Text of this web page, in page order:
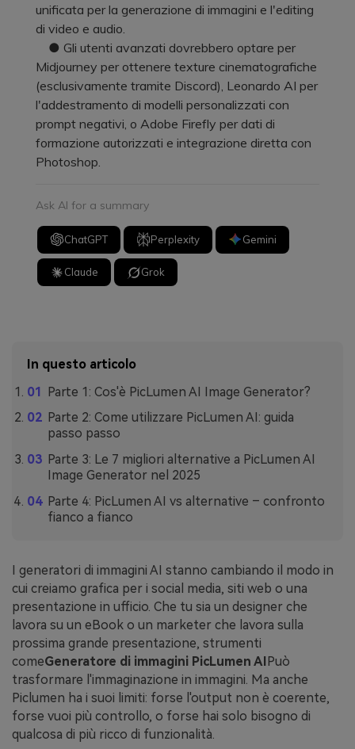
unificata per la generazione di immagini e l'editing
di video e audio.
● Gli utenti avanzati dovrebbero optare per
Midjourney per ottenere texture cinematografiche
(esclusivamente tramite Discord), Leonardo AI per
l'addestramento di modelli personalizzati con
prompt negativi, o Adobe Firefly per dati di
formazione autorizzati e integrazione diretta con
Photoshop.
Ask AI for a summary
ChatGPT Perplexity Gemini
Claude Grok
In questo articolo
Parte 1: Cos'è PicLumen AI Image Generator?
Parte 2: Come utilizzare PicLumen AI: guida
passo passo
Parte 3: Le 7 migliori alternative a PicLumen AI
Image Generator nel 2025
Parte 4: PicLumen AI vs alternative – confronto
fianco a fianco
I generatori di immagini AI stanno cambiando il modo in
cui creiamo grafica per i social media, siti web o una
presentazione in ufficio. Che tu sia un designer che
lavora su un eBook o un marketer che lavora sulla
prossima grande presentazione, strumenti
comeGeneratore di immagini PicLumen AIPuò
trasformare l'immaginazione in immagini. Ma anche
Piclumen ha i suoi limiti: forse l'output non è coerente,
forse vuoi più controllo, o forse hai solo bisogno di
qualcosa di più ricco di funzionalità.